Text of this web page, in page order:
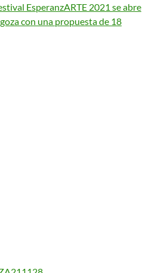
EsperanzARTE 2021 se abre
con una propuesta de 18